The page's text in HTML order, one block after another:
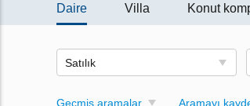
Daire Villa Konut
Satılık
Geçmiş aramalar Aramayı